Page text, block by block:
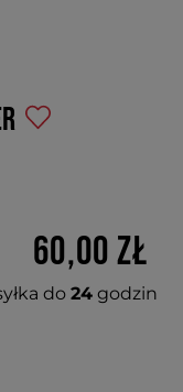
60,00 zł
do 24 godzin